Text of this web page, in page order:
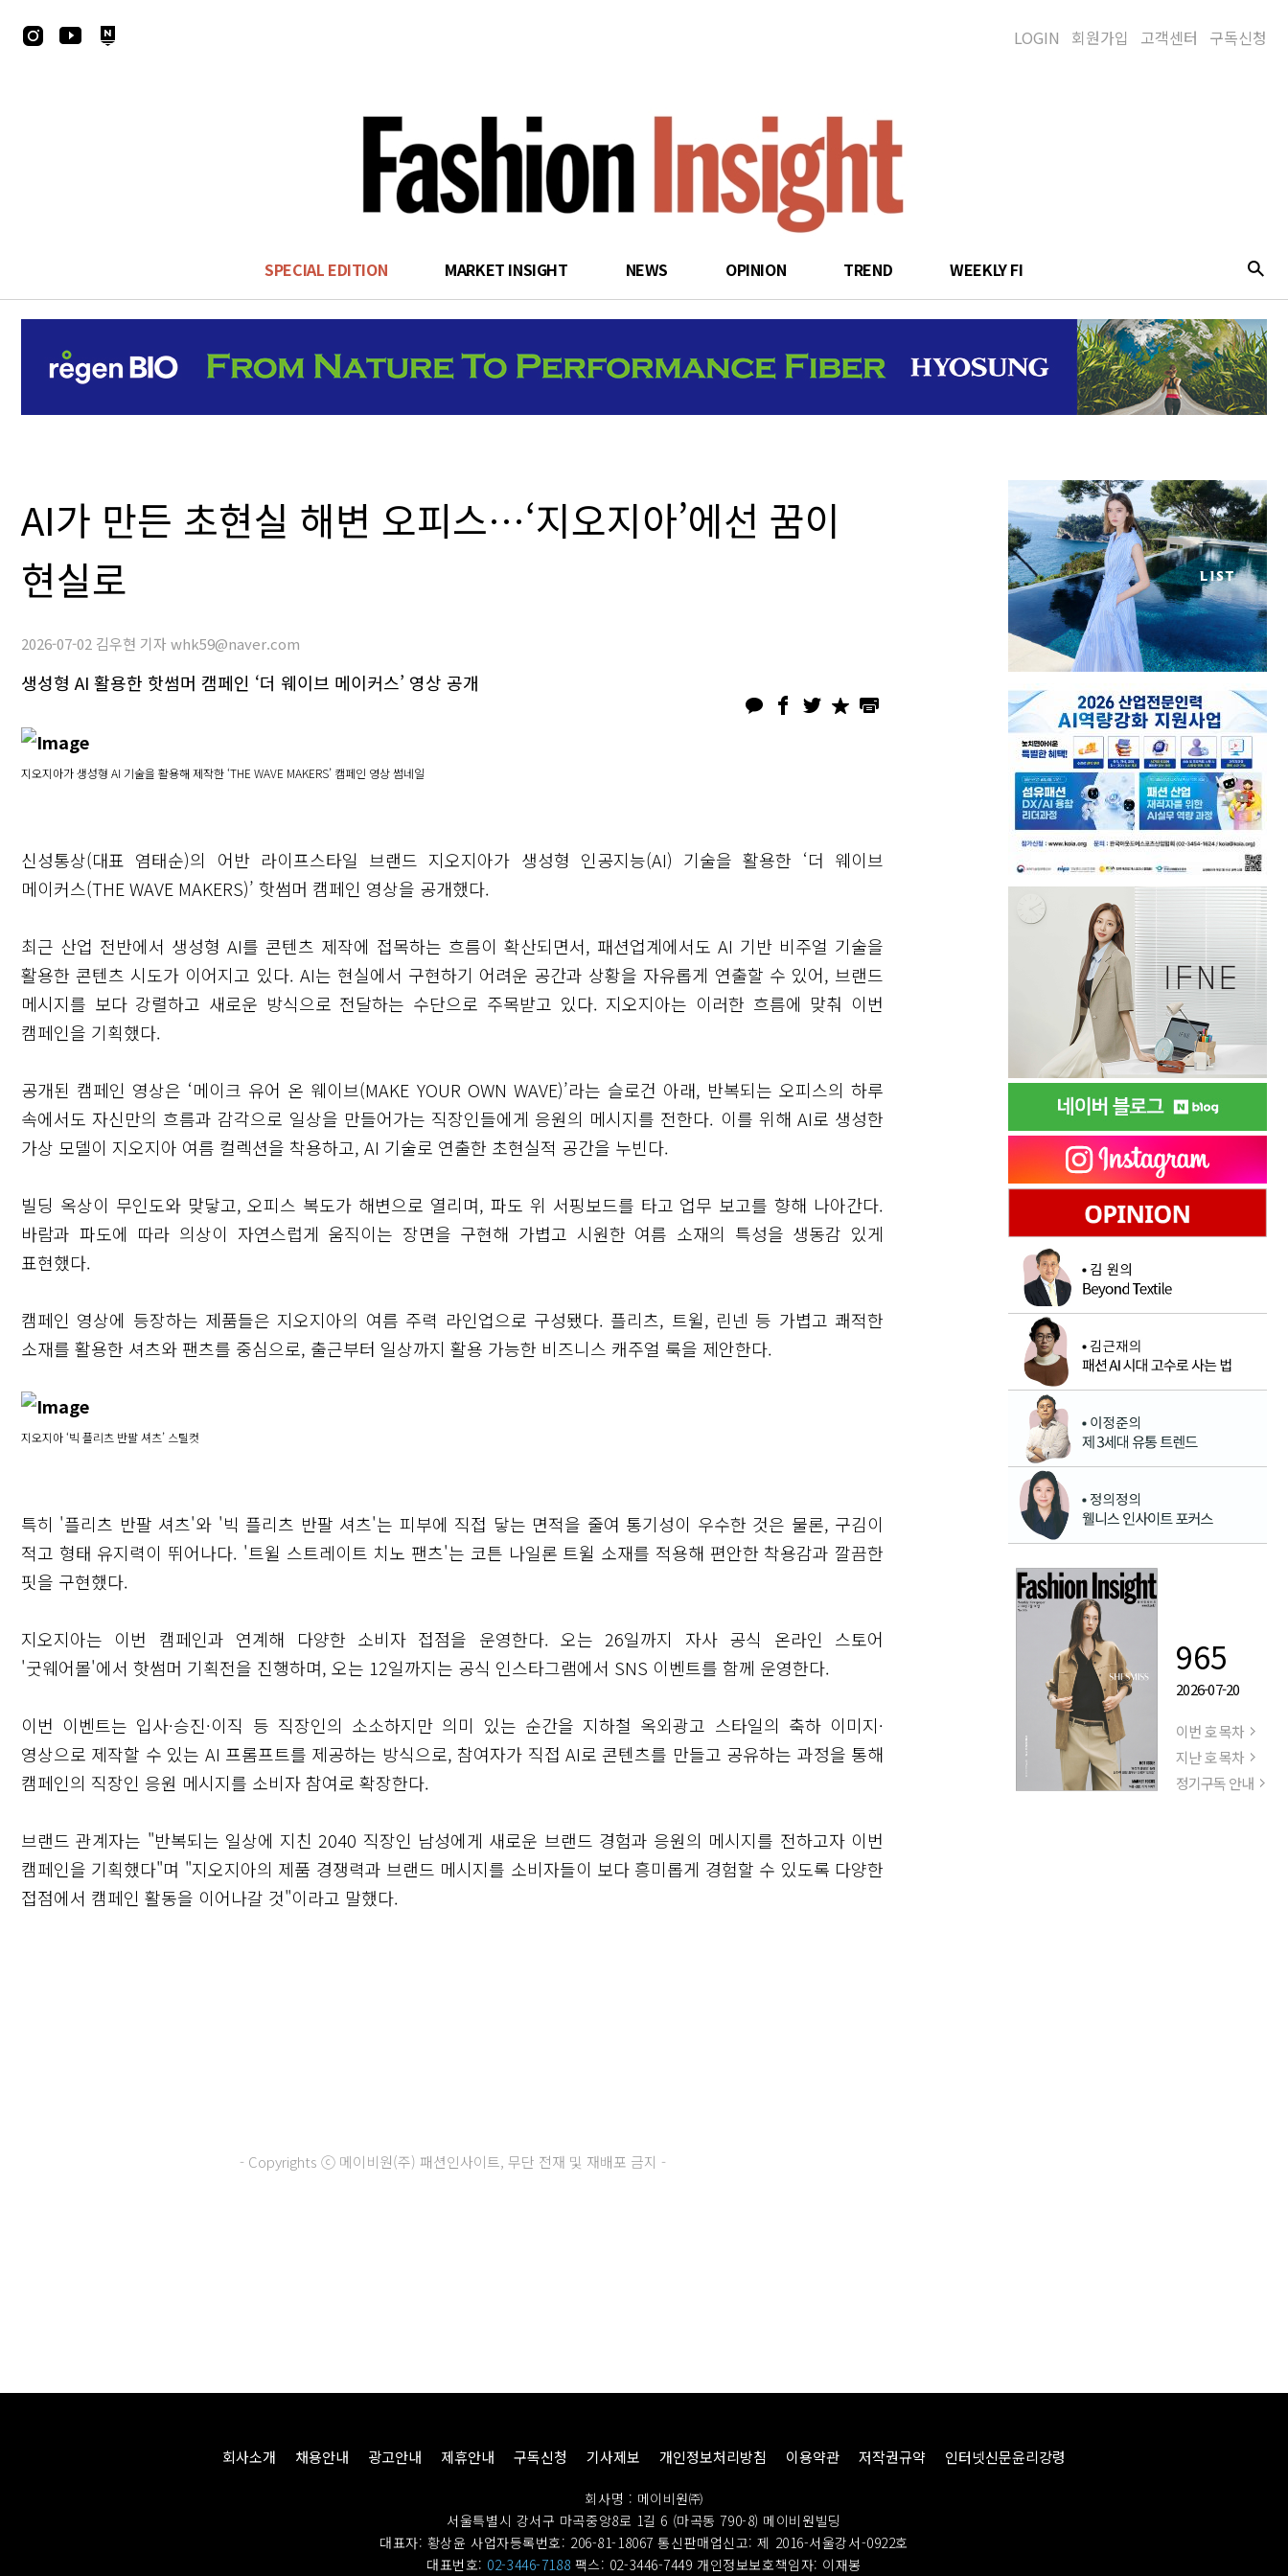
search
SPECIAL EDITION MARKET INSIGHT NEWS OPINION TREND WEEKLY FI
LOGIN 회원가입 고객센터 구독신청
AI가 만든 초현실 해변 오피스…‘지오지아’에선 꿈이
현실로
2026-07-02 김우현 기자 whk59@naver.com
생성형 AI 활용한 핫썸머 캠페인 ‘더 웨이브 메이커스’ 영상 공개
지오지아가 생성형 AI 기술을 활용해 제작한 ‘THE WAVE MAKERS’ 캠페인 영상 썸네일
신성통상(대표 염태순)의 어반 라이프스타일 브랜드 지오지아가 생성형 인공지능(AI) 기술을 활용한 ‘더 웨이브
메이커스(THE WAVE MAKERS)’ 핫썸머 캠페인 영상을 공개했다.
최근 산업 전반에서 생성형 AI를 콘텐츠 제작에 접목하는 흐름이 확산되면서, 패션업계에서도 AI 기반 비주얼 기술을
활용한 콘텐츠 시도가 이어지고 있다. AI는 현실에서 구현하기 어려운 공간과 상황을 자유롭게 연출할 수 있어, 브랜드
메시지를 보다 강렬하고 새로운 방식으로 전달하는 수단으로 주목받고 있다. 지오지아는 이러한 흐름에 맞춰 이번
캠페인을 기획했다.
공개된 캠페인 영상은 ‘메이크 유어 온 웨이브(MAKE YOUR OWN WAVE)’라는 슬로건 아래, 반복되는 오피스의 하루
속에서도 자신만의 흐름과 감각으로 일상을 만들어가는 직장인들에게 응원의 메시지를 전한다. 이를 위해 AI로 생성한
가상 모델이 지오지아 여름 컬렉션을 착용하고, AI 기술로 연출한 초현실적 공간을 누빈다.
빌딩 옥상이 무인도와 맞닿고, 오피스 복도가 해변으로 열리며, 파도 위 서핑보드를 타고 업무 보고를 향해 나아간다.
바람과 파도에 따라 의상이 자연스럽게 움직이는 장면을 구현해 가볍고 시원한 여름 소재의 특성을 생동감 있게
표현했다.
캠페인 영상에 등장하는 제품들은 지오지아의 여름 주력 라인업으로 구성됐다. 플리츠, 트윌, 린넨 등 가볍고 쾌적한
소재를 활용한 셔츠와 팬츠를 중심으로, 출근부터 일상까지 활용 가능한 비즈니스 캐주얼 룩을 제안한다.
지오지아 ‘빅 플리츠 반팔 셔츠’ 스틸컷
특히 '플리츠 반팔 셔츠'와 '빅 플리츠 반팔 셔츠'는 피부에 직접 닿는 면적을 줄여 통기성이 우수한 것은 물론, 구김이
적고 형태 유지력이 뛰어나다. '트윌 스트레이트 치노 팬츠'는 코튼 나일론 트윌 소재를 적용해 편안한 착용감과 깔끔한
핏을 구현했다.
지오지아는 이번 캠페인과 연계해 다양한 소비자 접점을 운영한다. 오는 26일까지 자사 공식 온라인 스토어
'굿웨어몰'에서 핫썸머 기획전을 진행하며, 오는 12일까지는 공식 인스타그램에서 SNS 이벤트를 함께 운영한다.
이번 이벤트는 입사·승진·이직 등 직장인의 소소하지만 의미 있는 순간을 지하철 옥외광고 스타일의 축하 이미지·
영상으로 제작할 수 있는 AI 프롬프트를 제공하는 방식으로, 참여자가 직접 AI로 콘텐츠를 만들고 공유하는 과정을 통해
캠페인의 직장인 응원 메시지를 소비자 참여로 확장한다.
브랜드 관계자는 "반복되는 일상에 지친 2040 직장인 남성에게 새로운 브랜드 경험과 응원의 메시지를 전하고자 이번
캠페인을 기획했다"며 "지오지아의 제품 경쟁력과 브랜드 메시지를 소비자들이 보다 흥미롭게 경험할 수 있도록 다양한
접점에서 캠페인 활동을 이어나갈 것"이라고 말했다.
- Copyrights ⓒ 메이비원(주) 패션인사이트, 무단 전재 및 재배포 금지 -
965
2026-07-20
이번 호 목차
지난 호 목차
정기구독 안내
회사소개 채용안내 광고안내 제휴안내 구독신청 기사제보 개인정보처리방침 이용약관 저작권규약 인터넷신문윤리강령
회사명 : 메이비원㈜
서울특별시 강서구 마곡중앙8로 1길 6 (마곡동 790-8) 메이비원빌딩
대표자: 황상윤 사업자등록번호: 206-81-18067통신판매업신고: 제 2016-서울강서-0922호
대표번호: 02-3446-7188 팩스: 02-3446-7449 개인정보보호책임자: 이재봉